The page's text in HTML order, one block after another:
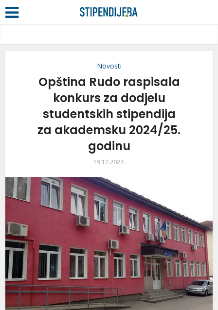
Novosti
Opština Rudo raspisala
konkurs za dodjelu
studentskih stipendija
za akademsku 2024/25.
godinu
19.12.2024.